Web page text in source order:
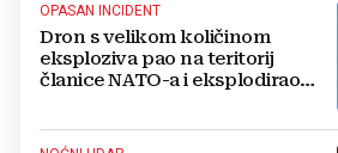
OPASAN INCIDENT
Dron s velikom količinom
eksploziva pao na teritorij
članice NATO-a i eksplodirao